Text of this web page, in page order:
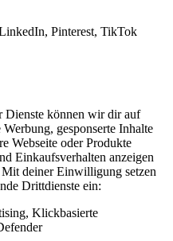
Pinterest, TikTok
Dienste können wir dir auf
gesponserte Inhalte
Webseite oder Produkte
Einkaufsverhalten anzeigen
deiner Einwilligung setzen
Drittdienste ein:
Klickbasierte